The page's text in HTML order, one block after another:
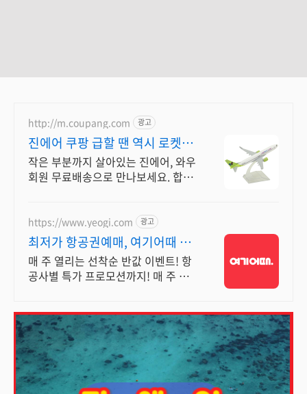
http://m.coupang.com 광고
진에어 쿠팡 급할 땐 역시 로켓배
송으로
작은 부분까지 살아있는 진에어, 와우
회원 무료배송으로 만나보세요. 합금
https://www.yeogi.com 광고
최저가 항공권예매, 여기어때 항
공+숙소 묶음 할인 혜택
매 주 열리는 선착순 반값 이벤트! 항
공사별 특가 프로모션까지! 매 주 쏟